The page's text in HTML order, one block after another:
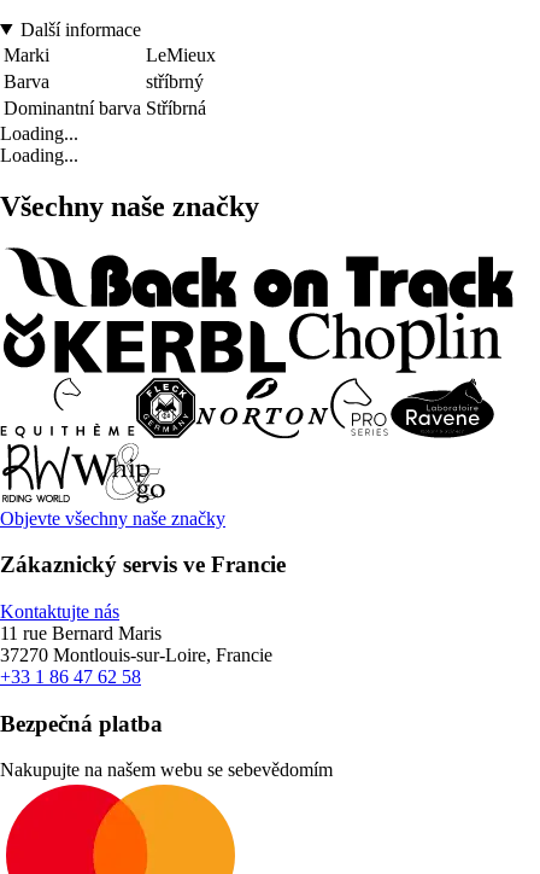
Další informace
Marki
LeMieux
Barva
stříbrný
Dominantní barva Stříbrná
Loading...
Loading...
Všechny naše značky
Objevte všechny naše značky
Zákaznický servis ve Francie
Kontaktujte nás
11 rue Bernard Maris
37270 Montlouis-sur-Loire, Francie
+33 1 86 47 62 58
Bezpečná platba
Nakupujte na našem webu se sebevědomím